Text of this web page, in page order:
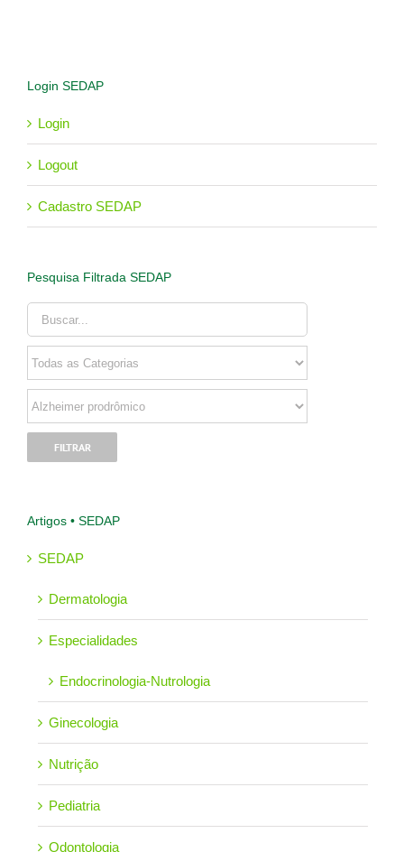
Login SEDAP
Login
Logout
Cadastro SEDAP
Pesquisa Filtrada SEDAP
Artigos • SEDAP
SEDAP
Dermatologia
Especialidades
Endocrinologia-Nutrologia
Ginecologia
Nutrição
Pediatria
Odontologia